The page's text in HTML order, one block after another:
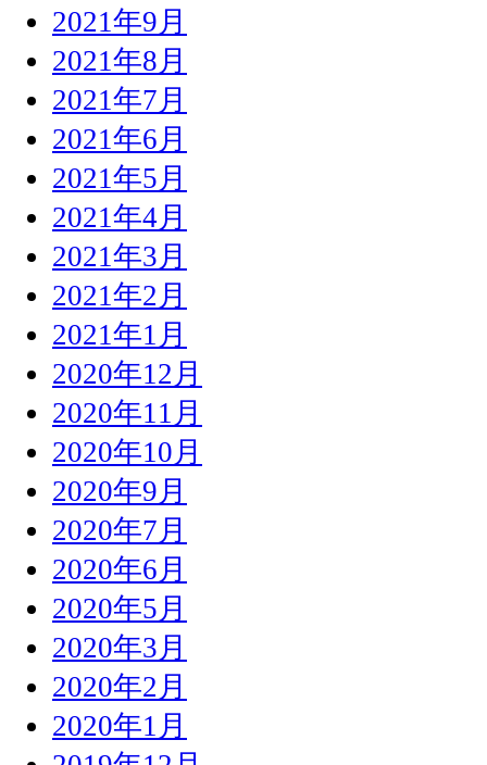
2021年9月
2021年8月
2021年7月
2021年6月
2021年5月
2021年4月
2021年3月
2021年2月
2021年1月
2020年12月
2020年11月
2020年10月
2020年9月
2020年7月
2020年6月
2020年5月
2020年3月
2020年2月
2020年1月